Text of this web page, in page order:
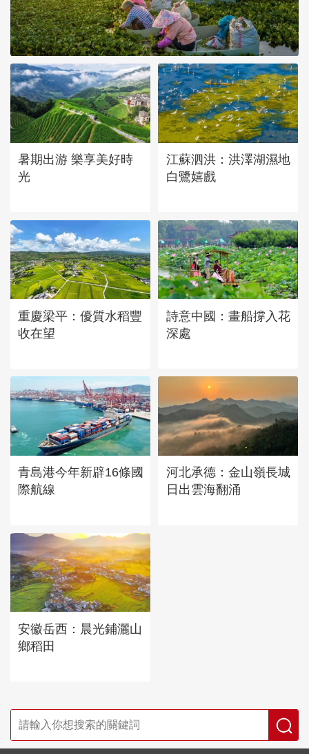
立秋近 採菱忙
暑期出游 樂享美好時
光
江蘇泗洪：洪澤湖濕地
白鷺嬉戲
重慶梁平：優質水稻豐
收在望
詩意中國：畫船撐入花
深處
青島港今年新辟16條國
際航線
河北承德：金山嶺長城
日出雲海翻涌
安徽岳西：晨光鋪灑山
鄉稻田